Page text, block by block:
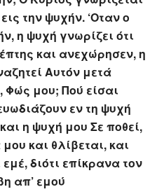
την ψυχήν. ‘Οταν ο
η ψυχή γνωρίζει ότι
και ανεχώρησεν, η
Αυτόν μετά
μου; Πού είσαι
εν τη ψυχή
η ψυχή μου Σε ποθεί,
και θλίβεται, και
διότι επίκρανα τον
απ’ εμού